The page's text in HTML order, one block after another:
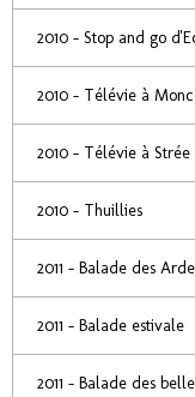
2010 - Stop and go
2010 - Télévie à
2010 - Télévie à Strée
2010 - Thuillies
2011 - Balade des
2011 - Balade estivale
2011 - Balade des